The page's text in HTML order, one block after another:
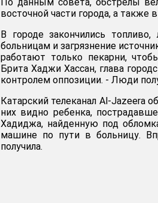
восточной части города, а также
В городе закончились
больницам и загрязнение
работают только пекарни,
Брита Хаджи Хассан, глава
контролем оппозиции. - Люди
Катарский телеканал Al-Jazeera
них видно ребенка,
Хадиджа, найденную под
машине по пути в больницу.
получила.